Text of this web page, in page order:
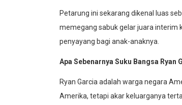
Petarung ini sekarang dikenal luas
memegang sabuk gelar juara interim
penyayang bagi anak-anaknya.
Apa Sebenarnya Suku Bangsa Ryan
Ryan Garcia adalah warga negara
Amerika, tetapi akar keluarganya